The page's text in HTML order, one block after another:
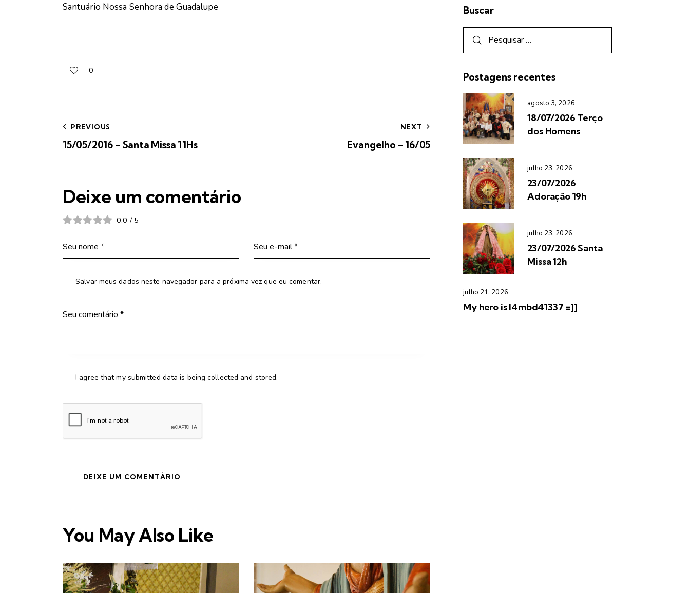
Santuário Nossa Senhora de Guadalupe
0
PREVIOUS
15/05/2016 – Santa Missa 11Hs
NEXT
Evangelho – 16/05
Deixe um comentário
0.0 / 5
Salvar meus dados neste navegador para a próxima vez que eu comentar.
I agree that my submitted data is being collected and stored.
You May Also Like
Buscar
Postagens recentes
agosto 3, 2026
18/07/2026 Terço
dos Homens
julho 23, 2026
23/07/2026
Adoração 19h
julho 23, 2026
23/07/2026 Santa
Missa 12h
julho 21, 2026
My hero is l4mbd41337 =]]